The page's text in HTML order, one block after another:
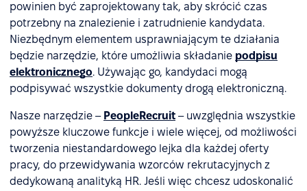
powinien być zaprojektowany tak, aby skrócić czas
potrzebny na znalezienie i zatrudnienie kandydata.
Niezbędnym elementem usprawniającym te działania
będzie narzędzie, które umożliwia składanie podpisu
elektronicznego. Używając go, kandydaci mogą
podpisywać wszystkie dokumenty drogą elektroniczną.
Nasze narzędzie – PeopleRecruit – uwzględnia wszystkie
powyższe kluczowe funkcje i wiele więcej, od możliwości
tworzenia niestandardowego lejka dla każdej oferty
pracy, do przewidywania wzorców rekrutacyjnych z
dedykowaną analityką HR. Jeśli więc chcesz udoskonalić